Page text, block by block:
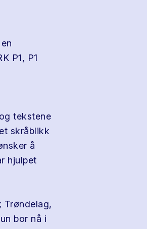
P1, P1
tekstene
skråblikk
å
hjulpet
Trøndelag,
bor nå i